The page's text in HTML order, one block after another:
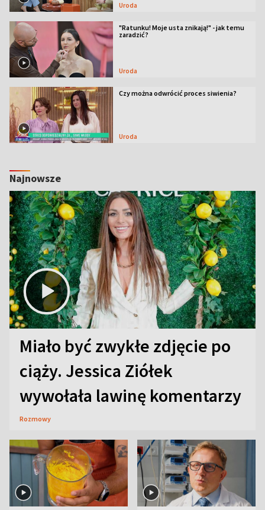
Uroda
"Ratunku! Moje usta znikają!" - jak temu
zaradzić?
Uroda
Czy można odwrócić proces siwienia?
Uroda
Najnowsze
Miało być zwykłe zdjęcie po
ciąży. Jessica Ziółek
wywołała lawinę komentarzy
Rozmowy